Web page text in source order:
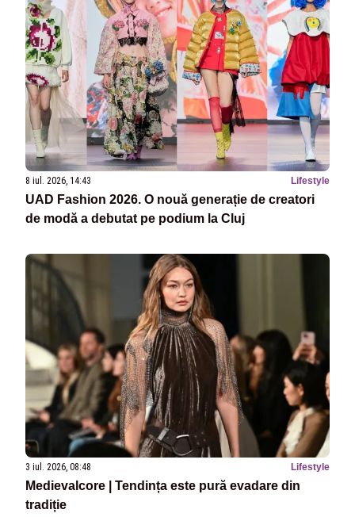
8 iul. 2026, 14:43 Lifestyle
UAD Fashion 2026. O nouă generație de creatori
de modă a debutat pe podium la Cluj
3 iul. 2026, 08:48 Lifestyle
Medievalcore | Tendința este pură evadare din
tradiție